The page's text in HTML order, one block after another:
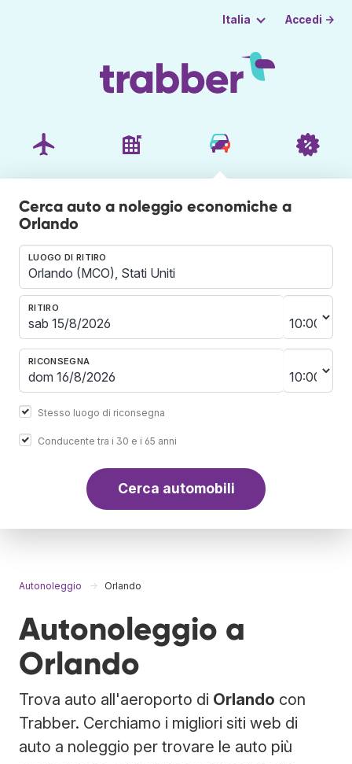
Italia Accedi →
Cerca auto a noleggio economiche a
Orlando
LUOGO DI RITIRO
RITIRO
RICONSEGNA
Stesso luogo di riconsegna
Conducente tra i 30 e i 65 anni
Cerca automobili
Autonoleggio Orlando
Autonoleggio a
Orlando
Trova auto all'aeroporto di Orlando con
Trabber. Cerchiamo i migliori siti web di
auto a noleggio per trovare le auto più